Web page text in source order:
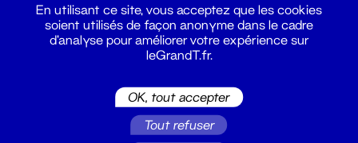
Suivez toutes les actualités du
En utilisant ce site, vous acceptez que les cookies
soient utilisés de façon anonyme dans le cadre
d'analyse pour améliorer votre expérience sur
leGrandT.fr.
OK, tout accepter
Tout refuser